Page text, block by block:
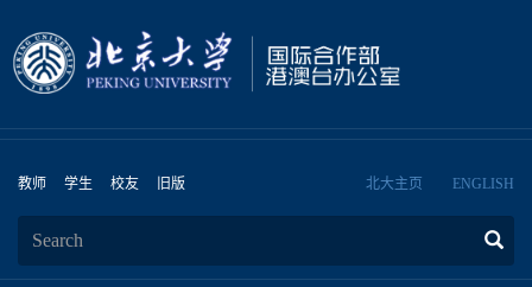
教师 学生 校友 旧版 北大主页 ENGLISH